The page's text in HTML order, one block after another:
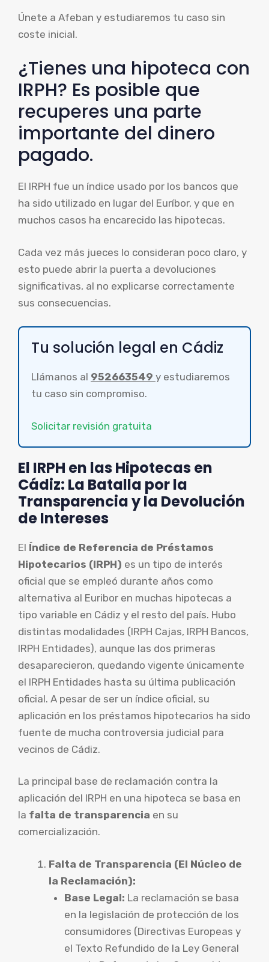
Únete a Afeban y estudiaremos tu caso sin
coste inicial.
¿Tienes una hipoteca con
IRPH? Es posible que
recuperes una parte
importante del dinero
pagado.
El IRPH fue un índice usado por los bancos que
ha sido utilizado en lugar del Euríbor, y que en
muchos casos ha encarecido las hipotecas.
Cada vez más jueces lo consideran poco claro, y
esto puede abrir la puerta a devoluciones
significativas, al no explicarse correctamente
sus consecuencias.
Tu solución legal en Cádiz
Llámanos al 952663549 y estudiaremos
tu caso sin compromiso.
Solicitar revisión gratuita
El IRPH en las Hipotecas en
Cádiz: La Batalla por la
Transparencia y la Devolución
de Intereses
El Índice de Referencia de Préstamos
Hipotecarios (IRPH) es un tipo de interés
oficial que se empleó durante años como
alternativa al Euribor en muchas hipotecas a
tipo variable en Cádiz y el resto del país. Hubo
distintas modalidades (IRPH Cajas, IRPH Bancos,
IRPH Entidades), aunque las dos primeras
desaparecieron, quedando vigente únicamente
el IRPH Entidades hasta su última publicación
oficial. A pesar de ser un índice oficial, su
aplicación en los préstamos hipotecarios ha sido
fuente de mucha controversia judicial para
vecinos de Cádiz.
La principal base de reclamación contra la
aplicación del IRPH en una hipoteca se basa en
la falta de transparencia en su
comercialización.
Falta de Transparencia (El Núcleo de
la Reclamación):
Base Legal: La reclamación se basa
en la legislación de protección de los
consumidores (Directivas Europeas y
el Texto Refundido de la Ley General